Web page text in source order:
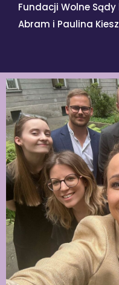
Fundacji Wolne
Abram i Paulina